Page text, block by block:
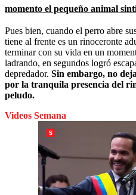
momento el pequeño animal
Pues bien, cuando el perro abre
tiene al frente es un rinoceronte
terminar con su vida en un
ladrando, en segundos logró
depredador. Sin embargo, no
por la tranquila presencia del
peludo.
Videos Semana